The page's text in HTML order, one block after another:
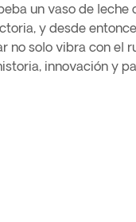
innovación y